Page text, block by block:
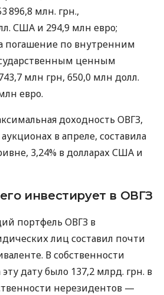
896,8 млн. грн.,
США и 294,9 млн евро;
погашение по внутренним
ценным
млн ​​грн, 650,0 млн долл.
евро.
доходность ОВГЗ,
в апреле, составила
3,24% в долларах США и
инвестирует в ОВГЗ
портфель ОВГЗ в
лиц составил почти
В собственности
дату было 137,2 млрд. грн. в
нерезидентов —